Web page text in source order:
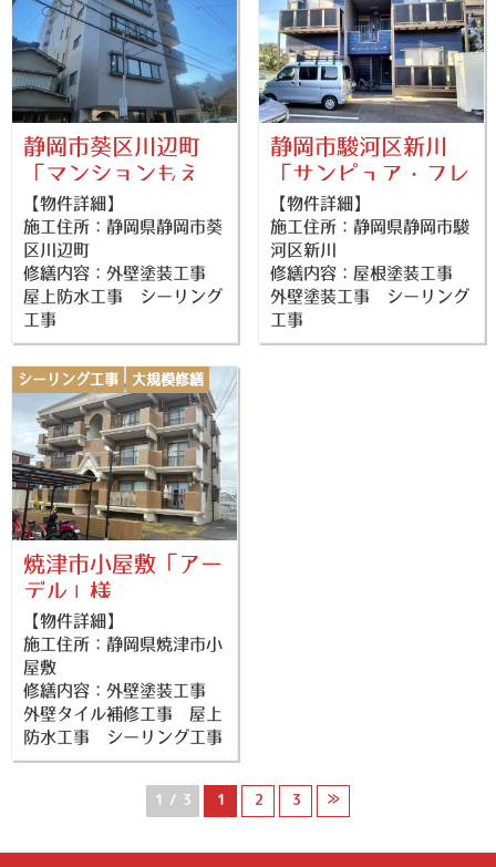
静岡市葵区川辺町
「マンションもえ
ぎ」様
【物件詳細】
施工住所：静岡県静岡市葵
区川辺町
修繕内容：外壁塗装工事
屋上防水工事 シーリング
工事
静岡市駿河区新川
「サンピュア・フレ
ンズ」様
【物件詳細】
施工住所：静岡県静岡市駿
河区新川
修繕内容：屋根塗装工事
外壁塗装工事 シーリング
工事
焼津市小屋敷「アー
デル」様
【物件詳細】
施工住所：静岡県焼津市小
屋敷
修繕内容：外壁塗装工事
外壁タイル補修工事 屋上
防水工事 シーリング工事
シーリング工事
大規模修繕
外壁塗装
防水工事
1 / 3 1 2 3 ≫